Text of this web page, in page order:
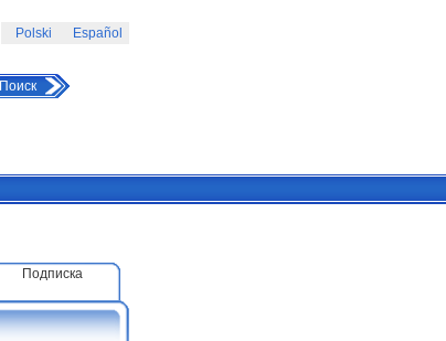
Polski Español
Поиск
Подписка